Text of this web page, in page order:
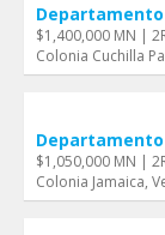
$1,400,000 MN |
Colonia Cuchilla
$1,050,000 MN |
Colonia Jamaica,